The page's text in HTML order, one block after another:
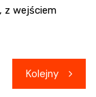
z wejściem
Kolejny